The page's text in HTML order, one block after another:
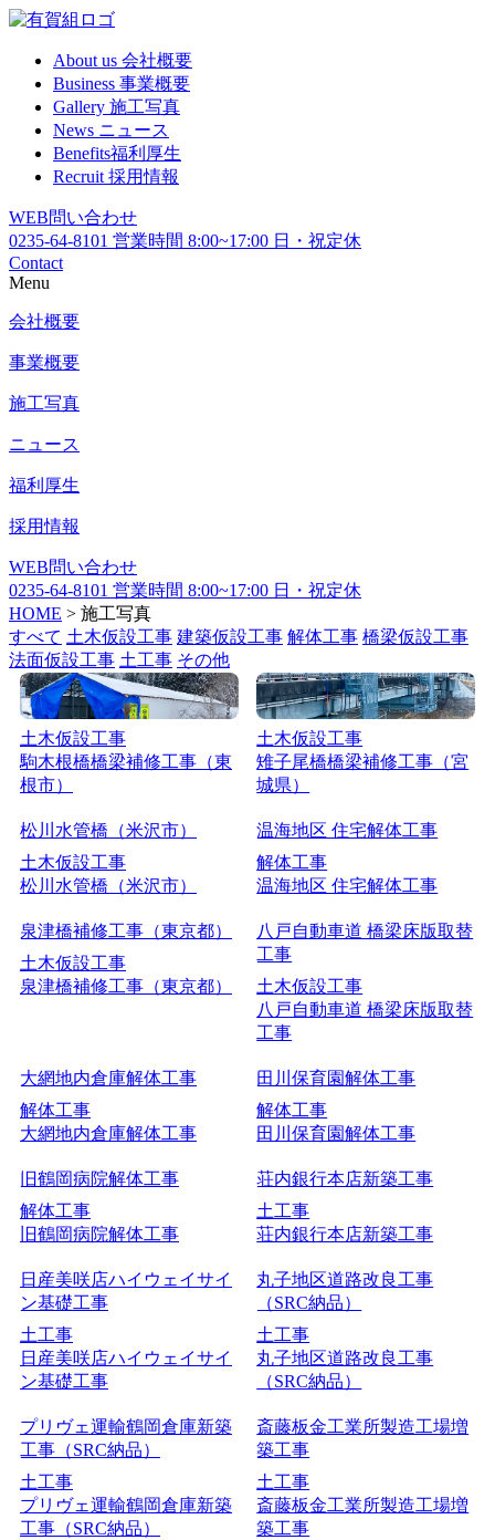
About us 会社概要
Business 事業概要
Gallery 施工写真
News ニュース
Benefits福利厚生
Recruit 採用情報
WEB問い合わせ
0235-64-8101 営業時間 8:00~17:00 日・祝定休
Contact
Menu
会社概要
事業概要
施工写真
ニュース
福利厚生
採用情報
WEB問い合わせ
0235-64-8101 営業時間 8:00~17:00 日・祝定休
HOME > 施工写真
すべて 土木仮設工事 建築仮設工事 解体工事 橋梁仮設工事
法面仮設工事 土工事 その他
駒木根橋橋梁補修工事（東
根市）
土木仮設工事
駒木根橋橋梁補修工事（東
根市）
雉子尾橋橋梁補修工事（宮
城県）
土木仮設工事
雉子尾橋橋梁補修工事（宮
城県）
松川水管橋（米沢市）
土木仮設工事
松川水管橋（米沢市）
温海地区 住宅解体工事
解体工事
温海地区 住宅解体工事
泉津橋補修工事（東京都）
土木仮設工事
泉津橋補修工事（東京都）
八戸自動車道 橋梁床版取替
工事
土木仮設工事
八戸自動車道 橋梁床版取替
工事
大網地内倉庫解体工事
解体工事
大網地内倉庫解体工事
田川保育園解体工事
解体工事
田川保育園解体工事
旧鶴岡病院解体工事
解体工事
旧鶴岡病院解体工事
荘内銀行本店新築工事
土工事
荘内銀行本店新築工事
日産美咲店ハイウェイサイ
ン基礎工事
土工事
日産美咲店ハイウェイサイ
ン基礎工事
丸子地区道路改良工事
（SRC納品）
土工事
丸子地区道路改良工事
（SRC納品）
プリヴェ運輸鶴岡倉庫新築
工事（SRC納品）
土工事
プリヴェ運輸鶴岡倉庫新築
工事（SRC納品）
斎藤板金工業所製造工場増
築工事
土工事
斎藤板金工業所製造工場増
築工事